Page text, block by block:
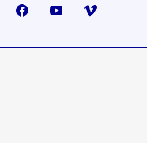
TWITTER)
FACEBOOKYOUTUBEVIMEO